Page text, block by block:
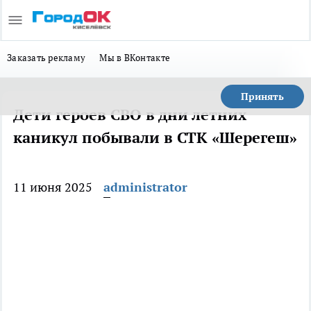
Заказать рекламу Мы в ВКонтакте
Принять
Дети героев СВО в дни летних
каникул побывали в СТК «Шерегеш»
11 июня 2025 administrator